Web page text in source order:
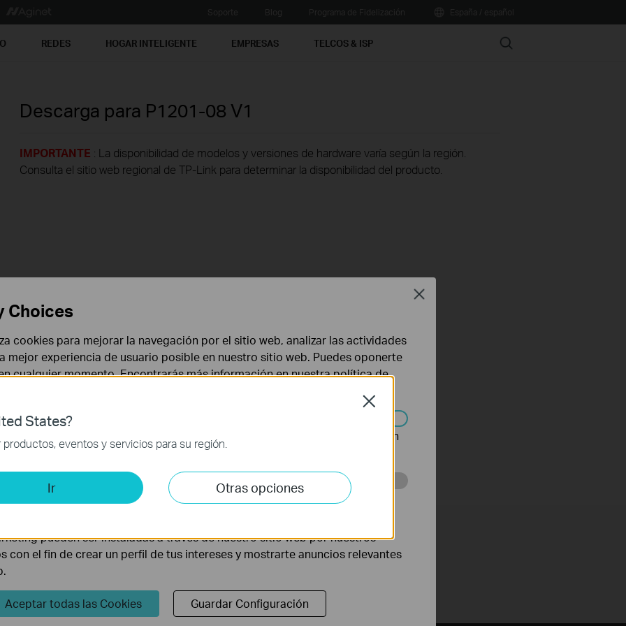
REDES HOGAR INTELIGENTE EMPRESAS TELCOS & ISP Search
Descarga para P1201-08 V1
IMPORTANTE : La disponibilidad de modelos y versiones de hardware varía según la región.
Consulta el sitio web regional de TP-Link para determinar la disponibilidad del producto.
States?
eventos y servicios para su región.
Ir Otras opciones
Close
Choices
cookies para mejorar la navegación por el sitio web, analizar las actividades
mejor experiencia de usuario posible en nuestro sitio web. Puedes oponerte
cualquier momento. Encontrarás más información en nuestrapolítica de
para el funcionamiento del sitio web y no pueden desactivarse en
y de Marketing
nos permiten analizar tus actividades en nuestro sitio web con el fin de
funcionalidad del mismo.
pueden ser instaladas a través de nuestro sitio web por nuestros
con el fin de crear un perfil de tus intereses y mostrarte anuncios relevantes
Aceptar todas las Cookies Guardar Configuración
Close